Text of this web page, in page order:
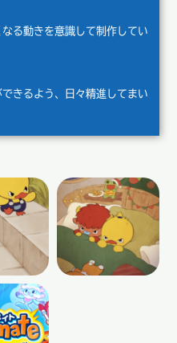
る動きを意識して制作してい
きるよう、日々精進してまい